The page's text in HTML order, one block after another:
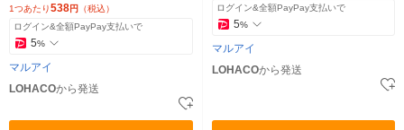
1つあたり538円 （税込）
ログイン&全額PayPay支払いで
5%
マルアイ
LOHACOから発送
ログイン&全額PayPay支払いで
5%
マルアイ
LOHACOから発送